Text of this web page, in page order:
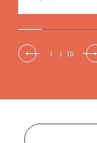
1 | 10